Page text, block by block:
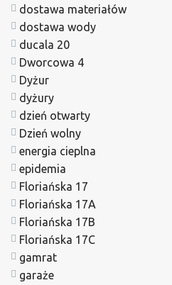
dostawa materiałów
dostawa wody
ducala 20
Dworcowa 4
Dyżur
dyżury
dzień otwarty
Dzień wolny
energia cieplna
epidemia
Floriańska 17
Floriańska 17A
Floriańska 17B
Floriańska 17C
gamrat
garaże